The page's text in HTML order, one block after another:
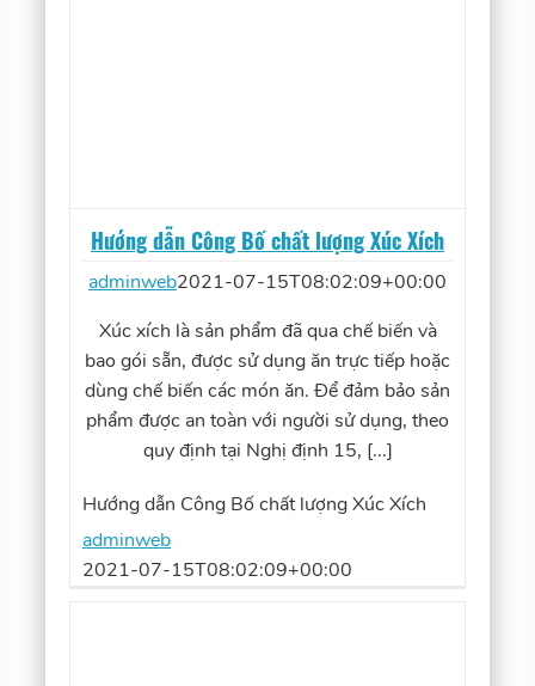
Hướng dẫn Công Bố chất lượng Xúc Xích
adminweb2021-07-15T08:02:09+00:00
Xúc xích là sản phẩm đã qua chế biến và
bao gói sẵn, được sử dụng ăn trực tiếp hoặc
dùng chế biến các món ăn. Để đảm bảo sản
phẩm được an toàn với người sử dụng, theo
quy định tại Nghị định 15, [...]
Hướng dẫn Công Bố chất lượng Xúc Xích
adminweb
2021-07-15T08:02:09+00:00